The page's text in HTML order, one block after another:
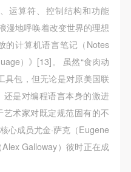
运算符、控制结构和功能
漫地呼唤着改变世界的理想
的计算机语言笔记（Notes
）》[13]。 虽然“食肉动
具包，但无论是对原美国联
是对编程语言本身的激进
术家对既定规范固有的不
心成员尤金·萨克（Eugene
Galloway）彼时正在成